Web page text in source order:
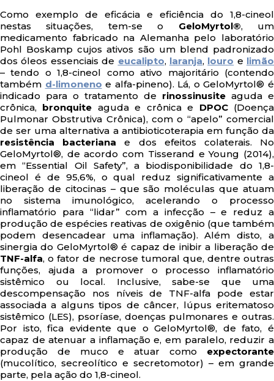
Como exemplo de eficácia e eficiência do 1,8-cineol
nestas situações, tem-se o GeloMyrtol®, um
medicamento fabricado na Alemanha pelo laboratório
Pohl Boskamp cujos ativos são um blend padronizado
dos óleos essenciais de eucalipto, laranja, louro e limão
– tendo o 1,8-cineol como ativo majoritário (contendo
também d-limoneno e alfa-pineno). Lá, o GeloMyrtol® é
indicado para o tratamento de rinossinusite aguda e
crônica, bronquite aguda e crônica e DPOC(Doença
Pulmonar Obstrutiva Crônica), com o “apelo” comercial
de ser uma alternativa a antibioticoterapia em função da
resistência bacteriana e dos efeitos colaterais. No
GeloMyrtol®, de acordo com Tisserand e Young (2014),
em “Essential Oil Safety”, a biodisponibilidade do 1,8-
cineol é de 95,6%, o qual reduz significativamente a
liberação de citocinas – que são moléculas que atuam
no sistema imunológico, acelerando o processo
inflamatório para “lidar” com a infecção – e reduz a
produção de espécies reativas de oxigênio (que também
podem desencadear uma inflamação). Além disto, a
sinergia do GeloMyrtol® é capaz de inibir a liberação de
TNF-alfa, o fator de necrose tumoral que, dentre outras
funções, ajuda a promover o processo inflamatório
sistêmico ou local. Inclusive, sabe-se que uma
descompensação nos níveis de TNF-alfa pode estar
associada a alguns tipos de câncer, lúpus eritematoso
sistêmico (LES), psoríase, doenças pulmonares e outras.
Por isto, fica evidente que o GeloMyrtol®, de fato, é
capaz de atenuar a inflamação e, em paralelo, reduzir a
produção de muco e atuar como expectorante
(mucolítico, secreolítico e secretomotor) – em grande
parte, pela ação do 1,8-cineol.